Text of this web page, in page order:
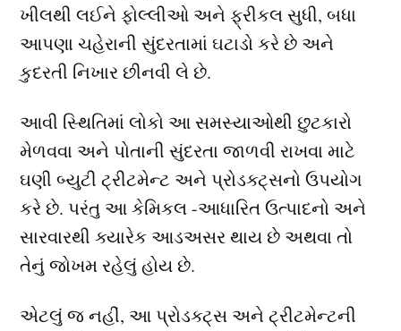
ખીલથી લઈને ફોલ્લીઓ અને ફ્રીકલ સુધી, બધા
આપણા ચહેરાની સુંદરતામાં ઘટાડો કરે છે અને
કુદરતી નિખાર છીનવી લે છે.
આવી સ્થિતિમાં લોકો આ સમસ્યાઓથી છુટકારો
મેળવવા અને પોતાની સુંદરતા જાળવી રાખવા માટે
ઘણી બ્યુટી ટ્રીટમેન્ટ અને પ્રોડક્ટ્સનો ઉપયોગ
કરે છે. પરંતુ આ કેમિકલ -આધારિત ઉત્પાદનો અને
સારવારથી ક્યારેક આડઅસર થાય છે અથવા તો
તેનું જોખમ રહેલું હોય છે.
એટલું જ નહીં, આ પ્રોડક્ટ્સ અને ટ્રીટમેન્ટની